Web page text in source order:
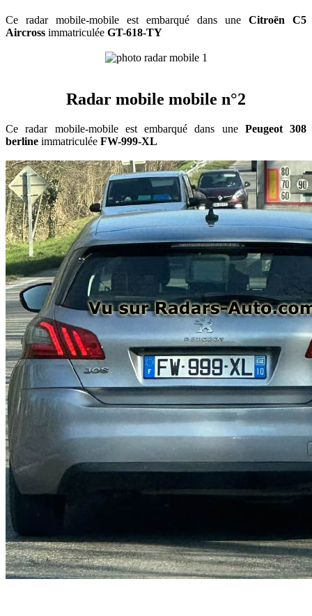
Ce radar mobile-mobile est embarqué dans une Citroën C5
Aircross immatriculée GT-618-TY
Radar mobile mobile n°2
Ce radar mobile-mobile est embarqué dans une Peugeot 308
berline immatriculée FW-999-XL